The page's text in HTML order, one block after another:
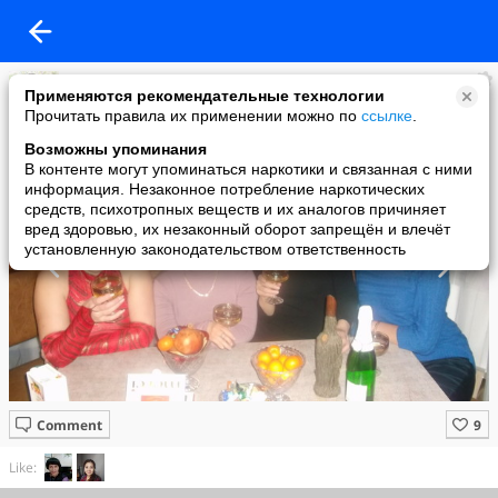
Применяются рекомендательные технологии
Прочитать правила их применении можно по ссылке
Возможны упоминания
В контенте могут упоминаться наркотики и связанная с ними
информация. Незаконное потребление наркотических
средств, психотропных веществ и их аналогов причиняет
вред здоровью, их незаконный оборот запрещён и влечёт
установленную законодательством ответственность
Весы.
added a photo
05 Apr в 10:50
Comment
Like: